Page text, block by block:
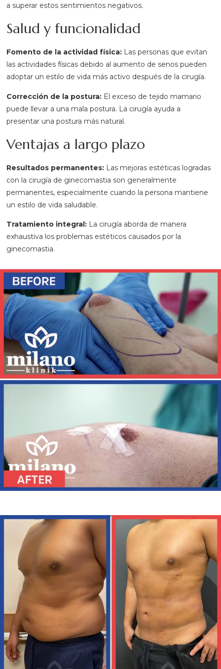
a superar estos sentimientos negativos.
Salud y funcionalidad
Fomento de la actividad física: Las personas que evitan
las actividades físicas debido al aumento de senos pueden
adoptar un estilo de vida más activo después de la cirugía.
Corrección de la postura: El exceso de tejido mamario
puede llevar a una mala postura. La cirugía ayuda a
presentar una postura más natural.
Ventajas a largo plazo
Resultados permanentes: Las mejoras estéticas logradas
con la cirugía de ginecomastia son generalmente
permanentes, especialmente cuando la persona mantiene
un estilo de vida saludable.
Tratamiento integral: La cirugía aborda de manera
exhaustiva los problemas estéticos causados por la
ginecomastia.